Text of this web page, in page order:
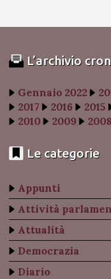
L’archivio
Gennaio 2022
2017
2016 2015
2010
2009 2008
Le categorie
Appunti
Attività
Attualità
Democrazia
Diario